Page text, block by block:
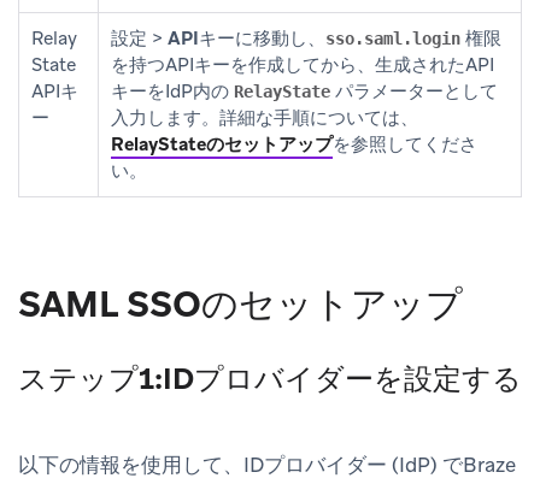
Relay
State
APIキ
ー
設定 > APIキーに移動し、 sso.saml.login 権限
を持つAPIキーを作成してから、生成されたAPI
キーをIdP内の RelayState パラメーターとして
入力します。詳細な手順については、
RelayStateのセットアップを参照してくださ
い。
SAML SSOのセットアップ
ステップ1:IDプロバイダーを設定する
以下の情報を使用して、IDプロバイダー (IdP) でBraze